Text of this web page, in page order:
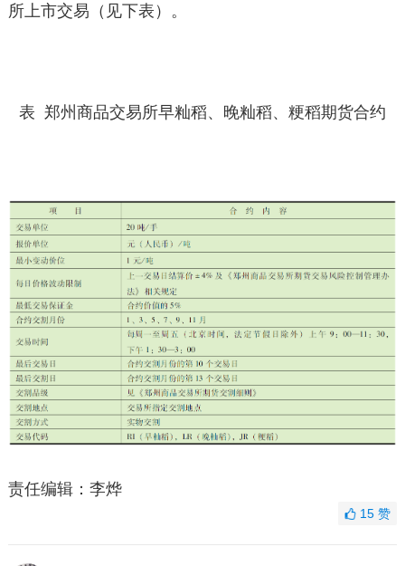
所上市交易（见下表）。
表 郑州商品交易所早籼稻、晚籼稻、粳稻期货合约
责任编辑：李烨
15赞